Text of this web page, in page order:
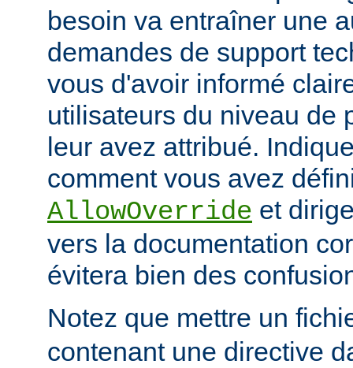
besoin va entraîner une
demandes de support
vous d'avoir informé
utilisateurs du niveau de
leur avez attribué.
comment vous avez
AllowOverride et
vers la documentation
évitera bien des
Notez que mettre un
contenant une directive